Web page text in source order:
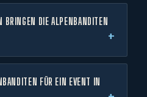
BRINGEN DIE ALPENBANDITEN
FÜR EIN EVENT IN